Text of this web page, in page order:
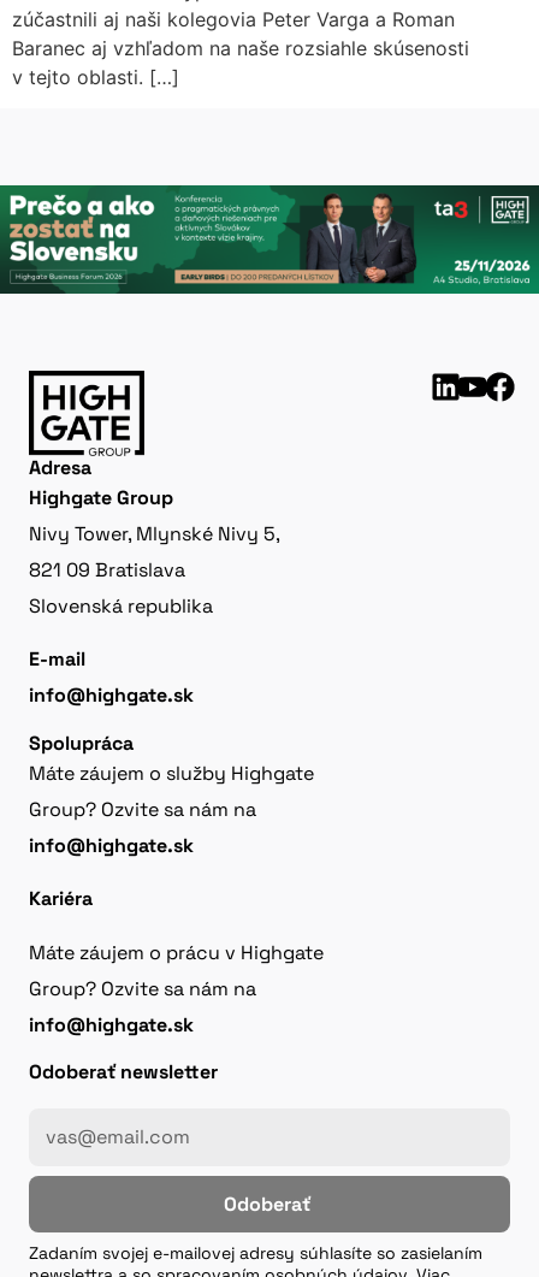
zúčastnili aj naši kolegovia Peter Varga a Roman
Baranec aj vzhľadom na naše rozsiahle skúsenosti
v tejto oblasti. […]
Adresa
Highgate Group
Nivy Tower, Mlynské Nivy 5,
821 09 Bratislava
Slovenská republika
E-mail
info@highgate.sk
Spolupráca
Máte záujem o služby Highgate
Group? Ozvite sa nám na
info@highgate.sk
Kariéra
Máte záujem o prácu v Highgate
Group? Ozvite sa nám na
info@highgate.sk
Odoberať newsletter
Odoberať
Zadaním svojej e-mailovej adresy súhlasíte so zasielaním